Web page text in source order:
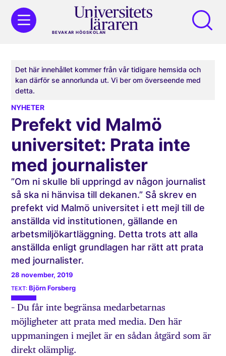
BEVAKAR HÖGSKOLAN
Det här innehållet kommer från vår tidigare hemsida och
kan därför se annorlunda ut. Vi ber om överseende med
detta.
NYHETER
Prefekt vid Malmö
universitet: Prata inte
med journalister
”Om ni skulle bli uppringd av någon journalist
så ska ni hänvisa till dekanen.” Så skrev en
prefekt vid Malmö universitet i ett mejl till de
anställda vid institutionen, gällande en
arbetsmiljökartläggning. Detta trots att alla
anställda enligt grundlagen har rätt att prata
med journalister.
28 november, 2019
Björn Forsberg
– Du får inte begränsa medarbetarnas
möjligheter att prata med media. Den här
uppmaningen i mejlet är en sådan åtgärd som är
direkt olämplig.